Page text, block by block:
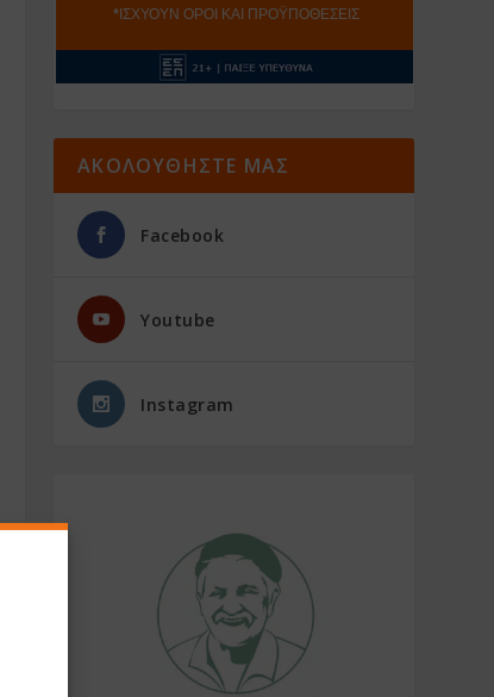
ΑΚΟΛΟΥΘΗΣΤΕ ΜΑΣ
Facebook
Youtube
Instagram